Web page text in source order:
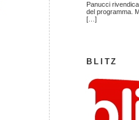
Panucci
del programma.
[…]
BLITZ